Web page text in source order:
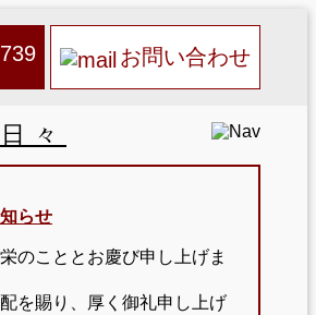
お問い合わせ
々
らせ
のこととお慶び申し上げま
を賜り、厚く御礼申し上げ